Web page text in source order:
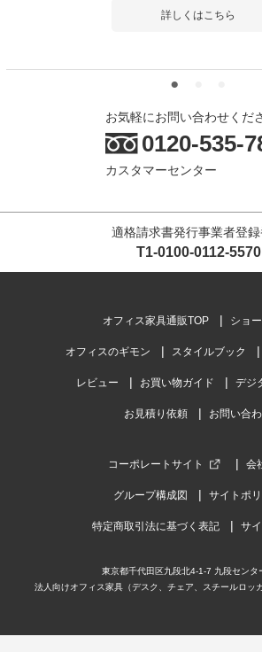
詳しくはこちら
お気軽にお問い合わせくだ
0120-535-
カスタマーセンター
適格請求書発行事業者登
T1-0100-0112-5570
オフィス家具通販TOP ショ
オフィスのギモン スタイルブック
レビュー お買い物ガイド デジ
お見積り依頼 お問い合
コーポレートサイト 会
グループ構成図 サイトポ
特定商取引法に基づく表記 サ
東京都千代田区九段北4-1-7 九段センタ
法人向けオフィス家具（デスク、チェア、スチールロッ